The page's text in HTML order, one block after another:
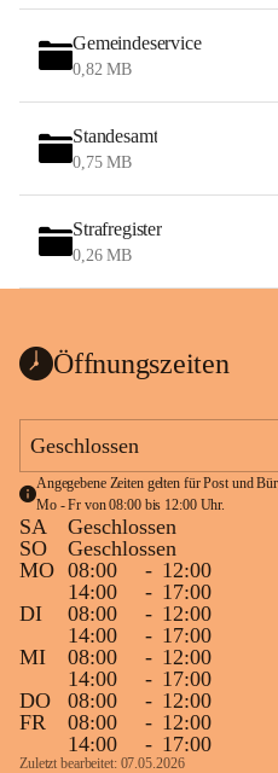
Gemeindeservice
0,82 MB
Standesamt
0,75 MB
Strafregister
0,26 MB
Öffnungszeiten
Geschlossen
Angegebene Zeiten gelten für Post und
Mo - Fr von 08:00 bis 12:00 Uhr.
SA
Geschlossen
SO
Geschlossen
MO 08:00 - 12:00
14:00
- 17:00
DI
08:00 - 12:00
14:00
- 17:00
MI
08:00 - 12:00
14:00
- 17:00
DO
08:00 - 12:00
FR
08:00 - 12:00
14:00
- 17:00
Zuletzt bearbeitet: 07.05.2026